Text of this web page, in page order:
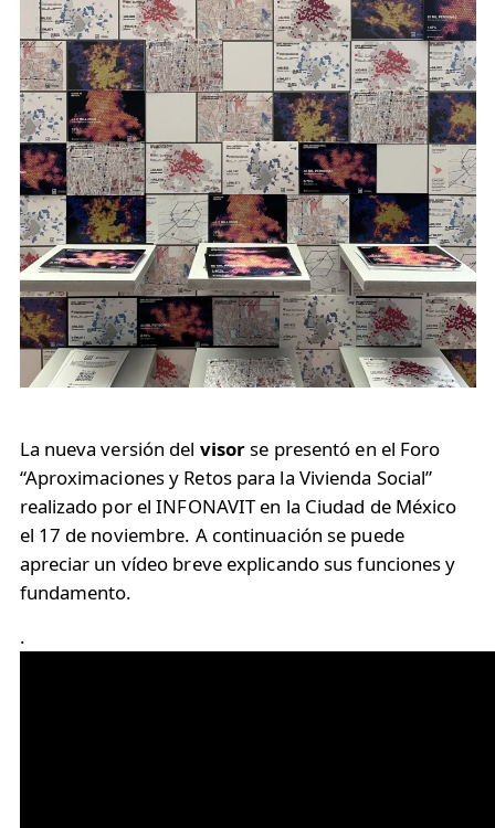
La nueva versión del visorse presentó en el Foro
“Aproximaciones y Retos para la Vivienda Social”
realizado por el INFONAVIT en la Ciudad de México
el 17 de noviembre. A continuación se puede
apreciar un vídeo breve explicando sus funciones y
fundamento.
.